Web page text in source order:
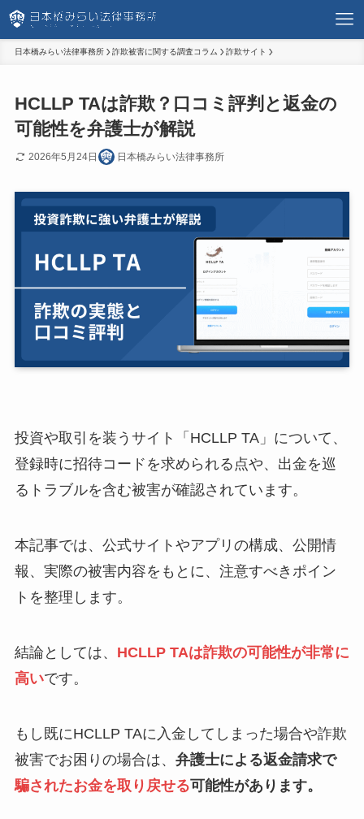
日本橋みらい法律事務所 詐欺被害に関する調査コラム 詐欺サイト
HCLLP TAは詐欺？口コミ評判と返金の
可能性を弁護士が解説
2026年5月24日 日本橋みらい法律事務所
投資や取引を装うサイト「HCLLP TA」について、
登録時に招待コードを求められる点や、出金を巡
るトラブルを含む被害が確認されています。
本記事では、公式サイトやアプリの構成、公開情
報、実際の被害内容をもとに、注意すべきポイン
トを整理します。
結論としては、 HCLLP TAは詐欺の可能性が非常に
高いです。
もし既にHCLLP TAに入金してしまった場合や詐欺
被害でお困りの場合は、 弁護士による返金請求で
騙されたお金を取り戻せる可能性があります。